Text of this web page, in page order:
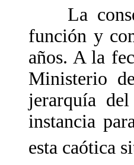
La
función y
años. A la
Ministerio
jerarquía
instancia
esta caótica